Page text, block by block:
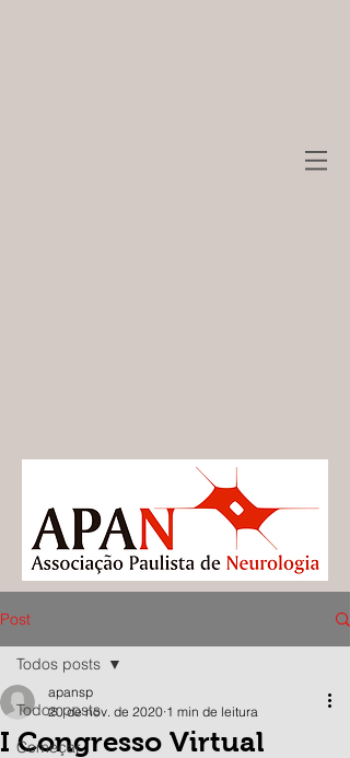
Post
Todos posts
Começar
Todos posts
I Congresso Virtual
apansp
20 de nov. de 2020 1 min de leitura